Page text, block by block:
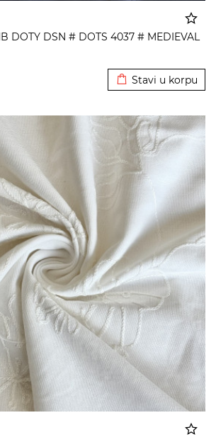
DOTY DSN # DOTS 4037 # MEDIEVAL
Stavi u korpu